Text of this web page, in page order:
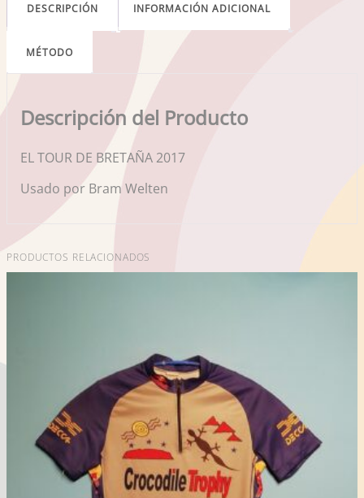
DESCRIPCIÓN INFORMACIÓN ADICIONAL
MÉTODO
Descripción del Producto
EL TOUR DE BRETAÑA 2017
Usado por Bram Welten
PRODUCTOS RELACIONADOS